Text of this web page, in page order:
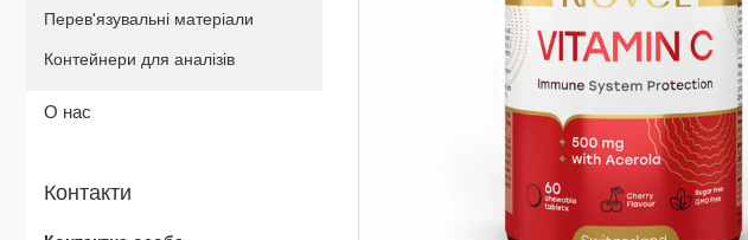
Перев'язувальні матеріали
Контейнери для аналізів
О нас
Контакти